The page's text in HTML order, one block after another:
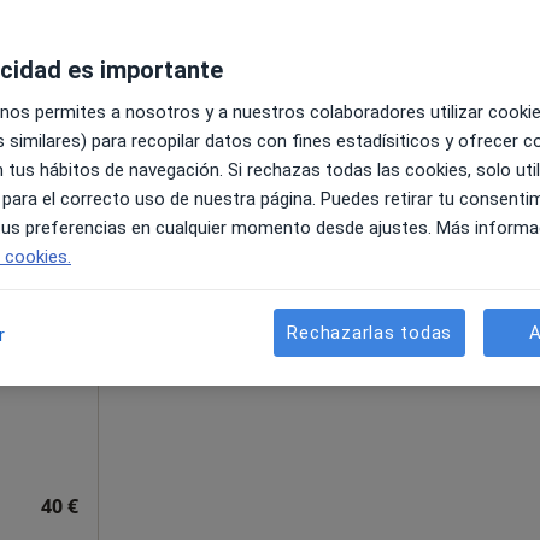
•Mapa
45 €
40 €
es importante
permites a nosotros y a nuestros colaboradores utilizar
similares) para recopilar datos con fines estadísiticos y ofrecer
tus hábitos de navegación. Si rechazas todas las cookies, solo
el correcto uso de nuestra página. Puedes retirar tu
preferencias en cualquier momento desde ajustes. Más
Rechazarlas todas